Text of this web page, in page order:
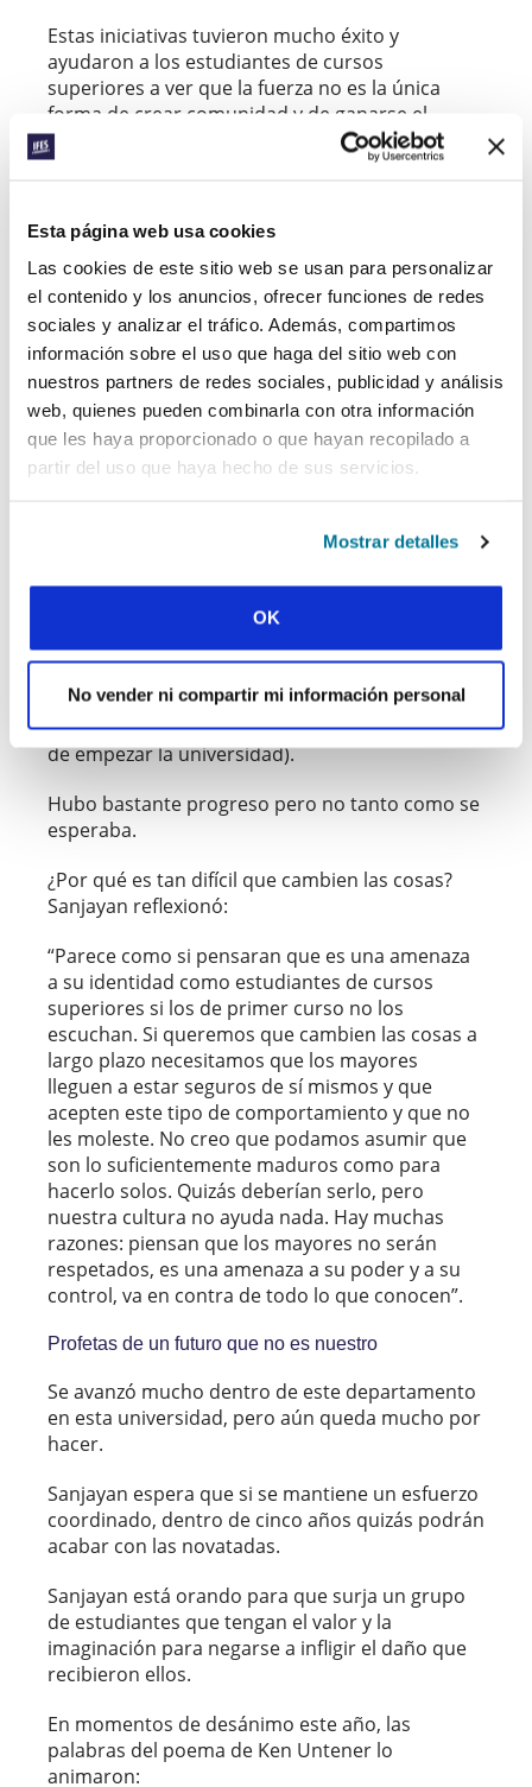
Esta página web usa cookies
Las cookies de este sitio web se usan para personalizar
el contenido y los anuncios, ofrecer funciones de redes
sociales y analizar el tráfico. Además, compartimos
información sobre el uso que haga del sitio web con
nuestros partners de redes sociales, publicidad y análisis
web, quienes pueden combinarla con otra información
que les haya proporcionado o que hayan recopilado a
partir del uso que haya hecho de sus servicios.
Mostrar detalles
OK
No vender ni compartir mi información personal
Estas iniciativas tuvieron mucho éxito y
ayudaron a los estudiantes de cursos
superiores a ver que la fuerza no es la única
forma de crear comunidad y de ganarse el
respeto de los novatos.
Pero no todo salió bien.
A pesar de los esfuerzos del personal de vigilar
los espacios universitarios durante las primeras
semanas, tuvieron lugar algunas novatadas,
especialmente fuera del campus, entre ciertos
grupos étnicos.
Y hubo algunas batallas que Sanjayan y el
departamento decidieron no pelear este año.
novatos que no llevaran zapatillas de deporte o
llevar falda y trenzas en el pelo). Novatadas por
teléfono también fueron otra cosa contra la que
en contacto con futuros novatos y los obligan a
llamarlos y a llevar a cabo ciertas tareas antes
de empezar la universidad).
Hubo bastante progreso pero no tanto como se
esperaba.
¿Por qué es tan difícil que cambien las cosas?
Sanjayan reflexionó:
“Parece como si pensaran que es una amenaza
a su identidad como estudiantes de cursos
superiores si los de primer curso no los
escuchan. Si queremos que cambien las cosas a
largo plazo necesitamos que los mayores
lleguen a estar seguros de sí mismos y que
acepten este tipo de comportamiento y que no
les moleste. No creo que podamos asumir que
son lo suficientemente maduros como para
hacerlo solos. Quizás deberían serlo, pero
nuestra cultura no ayuda nada. Hay muchas
razones: piensan que los mayores no serán
respetados, es una amenaza a su poder y a su
control, va en contra de todo lo que conocen”.
Profetas de un futuro que no es nuestro
Se avanzó mucho dentro de este departamento
en esta universidad, pero aún queda mucho por
hacer.
Sanjayan espera que si se mantiene un esfuerzo
coordinado, dentro de cinco años quizás podrán
acabar con las novatadas.
Sanjayan está orando para que surja un grupo
de estudiantes que tengan el valor y la
imaginación para negarse a infligir el daño que
recibieron ellos.
En momentos de desánimo este año, las
palabras del poema de Ken Untener lo
animaron: